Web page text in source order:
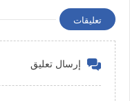
تعليقات
إرسال تعليق